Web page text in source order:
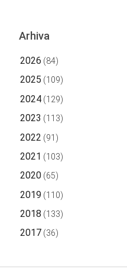
Arhiva
2026 (84)
2025 (109)
2024(129)
2023 (113)
2022 (91)
2021 (103)
2020(65)
2019 (110)
2018 (133)
2017(36)